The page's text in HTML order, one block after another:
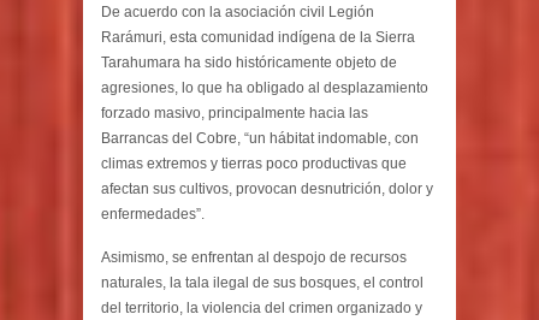
De acuerdo con la asociación civil Legión
Rarámuri, esta comunidad indígena de la Sierra
Tarahumara ha sido históricamente objeto de
agresiones, lo que ha obligado al desplazamiento
forzado masivo, principalmente hacia las
Barrancas del Cobre, “un hábitat indomable, con
climas extremos y tierras poco productivas que
afectan sus cultivos, provocan desnutrición, dolor y
enfermedades”.
Asimismo, se enfrentan al despojo de recursos
naturales, la tala ilegal de sus bosques, el control
del territorio, la violencia del crimen organizado y